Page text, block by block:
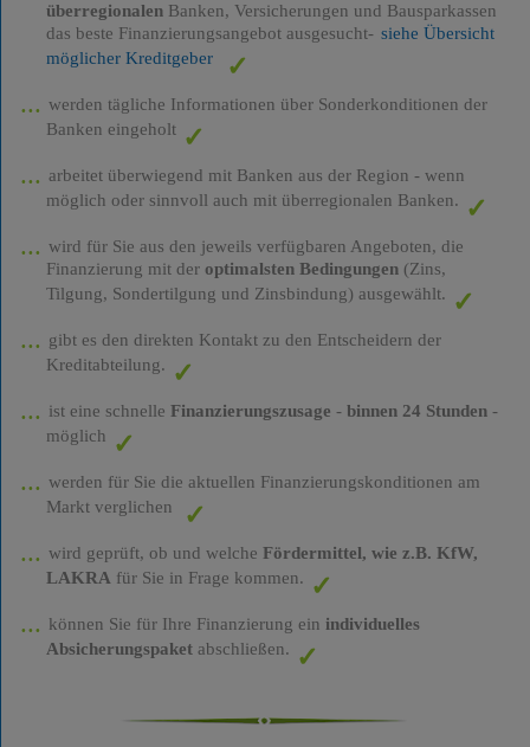
überregionalenBanken, Versicherungen und Bausparkassen
das beste Finanzierungsangebot ausgesucht- siehe Übersicht
möglicher Kreditgeber
werden tägliche Informationen über Sonderkonditionen der
Banken eingeholt
arbeitet überwiegend mit Banken aus der Region - wenn
möglich oder sinnvoll auch mit überregionalen Banken.
wird für Sie aus den jeweils verfügbaren Angeboten, die
Finanzierung mit der optimalsten Bedingungen(Zins,
Tilgung, Sondertilgung und Zinsbindung) ausgewählt.
gibt es den direkten Kontakt zu den Entscheidern der
Kreditabteilung.
ist eine schnelle Finanzierungszusage - binnen 24 Stunden-
möglich
werden für Sie die aktuellen Finanzierungskonditionen am
Markt verglichen
wird geprüft, ob und welche Fördermittel, wie z.B. KfW,
LAKRA für Sie in Frage kommen.
können Sie für Ihre Finanzierung ein individuelles
Absicherungspaketabschließen.